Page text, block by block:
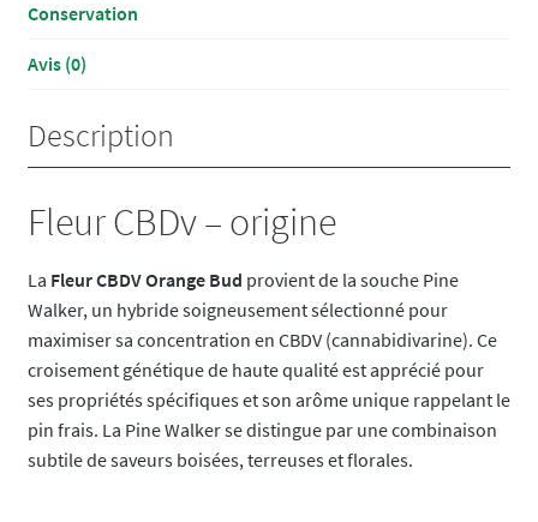
Conservation
Avis (0)
Description
Fleur CBDv – origine
La Fleur CBDV Orange Bud provient de la souche Pine
Walker, un hybride soigneusement sélectionné pour
maximiser sa concentration en CBDV (cannabidivarine). Ce
croisement génétique de haute qualité est apprécié pour
ses propriétés spécifiques et son arôme unique rappelant le
pin frais. La Pine Walker se distingue par une combinaison
subtile de saveurs boisées, terreuses et florales.